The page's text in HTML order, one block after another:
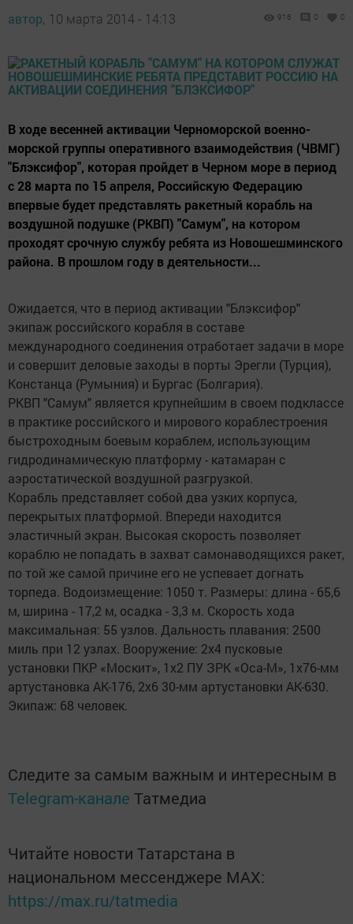
автор, 10 марта 2014 - 14:13 916 0 0
В ходе весенней активации Черноморской военно-
морской группы оперативного взаимодействия (ЧВМГ)
"Блэксифор", которая пройдет в Черном море в период
с 28 марта по 15 апреля, Российскую Федерацию
впервые будет представлять ракетный корабль на
воздушной подушке (РКВП) "Самум", на котором
проходят срочную службу ребята из Новошешминского
района. В прошлом году в деятельности...
Ожидается, что в период активации "Блэксифор"
экипаж российского корабля в составе
международного соединения отработает задачи в море
и совершит деловые заходы в порты Эрегли (Турция),
Констанца (Румыния) и Бургас (Болгария).
РКВП "Самум" является крупнейшим в своем подклассе
в практике российского и мирового кораблестроения
быстроходным боевым кораблем, использующим
гидродинамическую платформу - катамаран с
аэростатической воздушной разгрузкой.
Корабль представляет собой два узких корпуса,
перекрытых платформой. Впереди находится
эластичный экран. Высокая скорость позволяет
кораблю не попадать в захват самонаводящихся ракет,
по той же самой причине его не успевает догнать
торпеда. Водоизмещение: 1050 т. Размеры: длина - 65,6
м, ширина - 17,2 м, осадка - 3,3 м. Скорость хода
максимальная: 55 узлов. Дальность плавания: 2500
миль при 12 узлах. Вооружение: 2х4 пусковые
установки ПКР «Москит», 1x2 ПУ ЗРК «Оса-М», 1х76-мм
артустановка АК-176, 2x6 30-мм артустановки АК-630.
Экипаж: 68 человек.
Следите за самым важным и интересным в
Telegram-канале Татмедиа
Читайте новости Татарстана в
национальном мессенджере MАХ:
https://max.ru/tatmedia